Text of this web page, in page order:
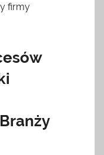
firmy